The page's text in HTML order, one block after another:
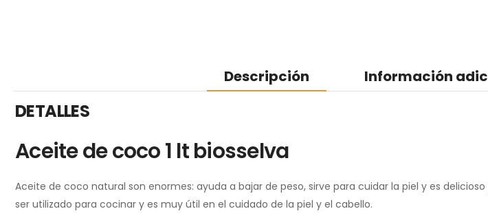
Descripción Información
DETALLES
Aceite de coco 1 lt biosselva
Aceite de coco natural son enormes: ayuda a bajar de peso, sirve para cuidar la piel y es
ser utilizado para cocinar y es muy útil en el cuidado de la piel y el cabello.